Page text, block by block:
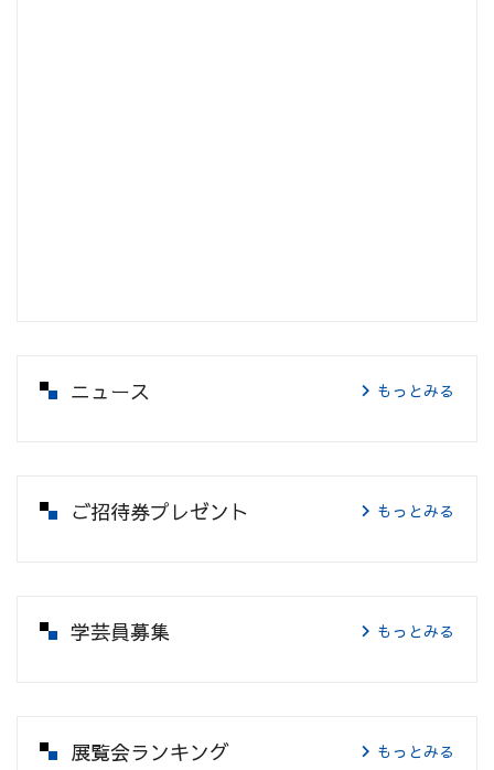
ニュース もっとみる
ご招待券プレゼント もっとみる
学芸員募集 もっとみる
展覧会ランキング もっとみる